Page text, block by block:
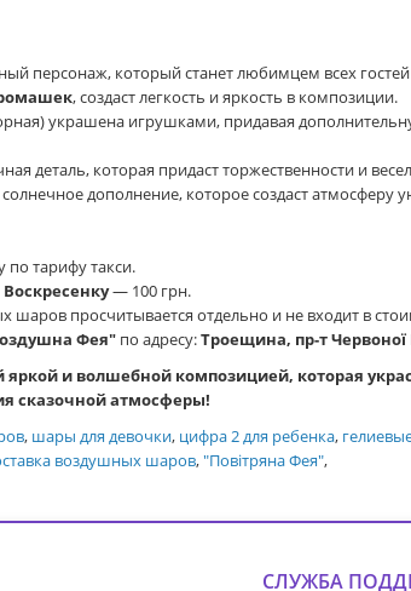
персонаж, который станет любимцем всех гостей
, создаст легкость и яркость в композиции.
украшена игрушками, придавая
деталь, которая придаст торжественности и
дополнение, которое создаст атмосферу
тарифу такси.
— 100 грн.
просчитывается отдельно и не входит в
Фея" по адресу:Троещина, пр-т Червоної
и волшебной композицией, которая
сказочной атмосферы!
, шары для девочки, цифра 2 для ребенка,
воздушных шаров,"Повітряна Фея",
СЛУЖБА